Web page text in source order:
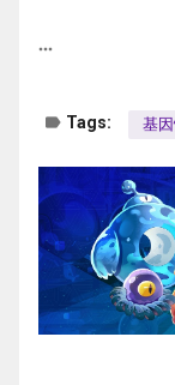
色Y)抓住為止
體或兔子抗
代表陽性結
以棘蛋白就
即可以製作
標靶」，由
的酵素，如
就可以阻止
新冠肺炎療
樣的標靶藥
聚合酶負責
新的病毒顆
會與細胞表
門鎖一般，
病毒的分類
5’端，而3’
號頭盔與3號
more_horiz
label Tags: 基